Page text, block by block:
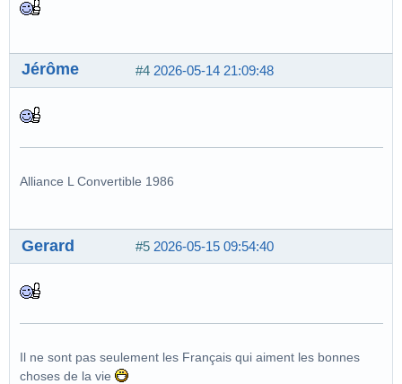
#4 2026-05-14 21:09:48
Jérôme
Alliance L Convertible 1986
#5 2026-05-15 09:54:40
Gerard
Il ne sont pas seulement les Français qui aiment les bonnes
choses de la vie